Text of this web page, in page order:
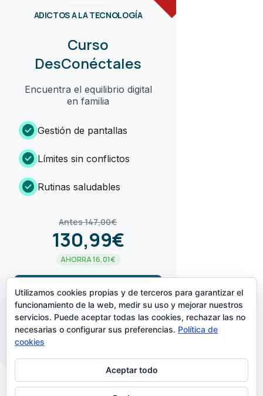
ADICTOS A LA TECNOLOGÍA
Curso
DesConéctales
Encuentra el equilibrio digital
en familia
check_circle Gestión de pantallas
check_circle Límites sin conflictos
check_circle Rutinas saludables
Antes 147,00€
130,99€
AHORRA 16,01€
¡LO QUIERO!arrow_forward
CREADO POR
Utilizamos cookies propias y de terceros para garantizar el
funcionamiento de la web, medir su uso y mejorar nuestros
servicios. Puede aceptar todas las cookies, rechazar las no
necesarias o configurar sus preferencias. Política de
cookies
Aceptar todo